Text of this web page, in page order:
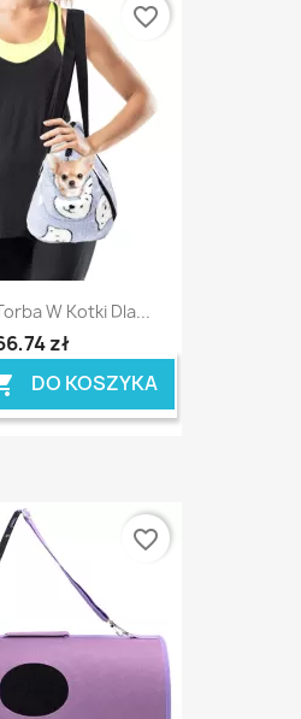
W Kotki Dla...
zł
DO KOSZYKA
favorite_border
favorite_border